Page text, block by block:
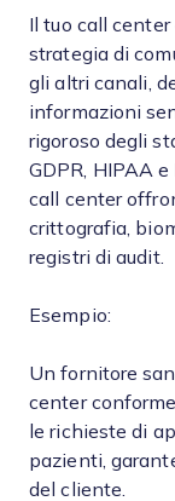
Il tuo call
strategia di
gli altri canali,
informazioni
rigoroso degli
GDPR, HIPAA
call center
crittografia,
registri di audit.
Esempio:
Un fornitore
center
le richieste di
pazienti,
del cliente.